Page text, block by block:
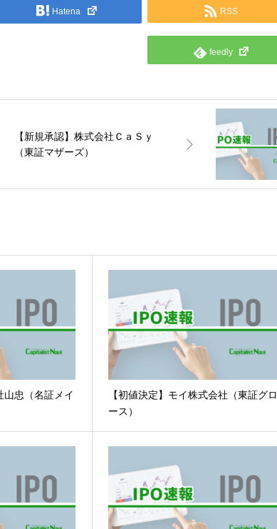
Hatena RSS
feedly
【新規承認】株式会社ＣａＳｙ
（東証マザーズ）
山忠（名証メイ
【初値決定】モイ株式会社（東証グロ
ース）